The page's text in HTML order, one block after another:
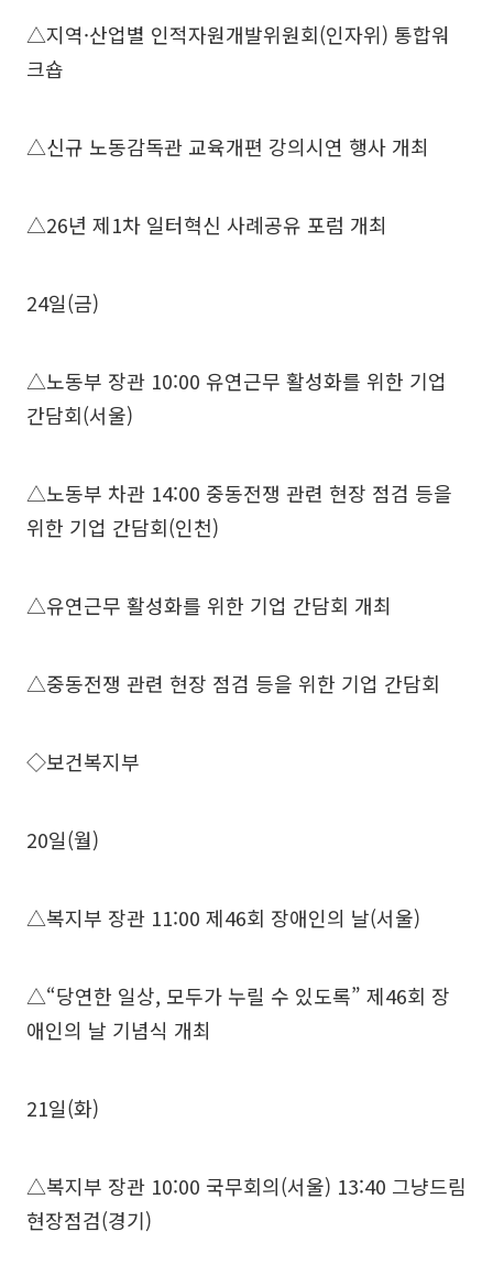
△지역·산업별 인적자원개발위원회(인자위) 통합워
크숍
△신규 노동감독관 교육개편 강의시연 행사 개최
△26년 제1차 일터혁신 사례공유 포럼 개최
24일(금)
△노동부 장관 10:00 유연근무 활성화를 위한 기업
간담회(서울)
△노동부 차관 14:00 중동전쟁 관련 현장 점검 등을
위한 기업 간담회(인천)
△유연근무 활성화를 위한 기업 간담회 개최
△중동전쟁 관련 현장 점검 등을 위한 기업 간담회
◇보건복지부
20일(월)
△복지부 장관 11:00 제46회 장애인의 날(서울)
△“당연한 일상, 모두가 누릴 수 있도록” 제46회 장
애인의 날 기념식 개최
21일(화)
△복지부 장관 10:00 국무회의(서울) 13:40 그냥드림
현장점검(경기)